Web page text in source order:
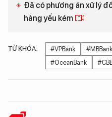
Đã có phương án xử lý
hàng yếu kém
TỪ KHÓA: #VPBank #MBBank
#OceanBank